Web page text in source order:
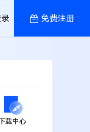
免费注册
载中心